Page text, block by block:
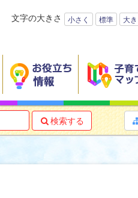
文字の大きさ 小さく 標準 大
 検索する